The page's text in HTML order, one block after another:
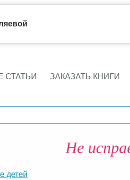
СТАТЬИ ЗАКАЗАТЬ КНИГИ
Не
детей